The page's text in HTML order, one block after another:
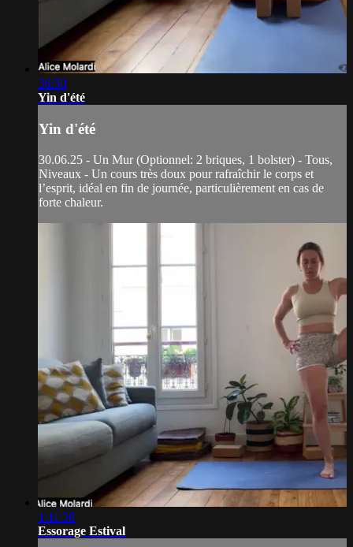
36:50
Yin d'été
Yin d'été
30.06.25 - Un Mur (Optionnel: 2 briques, 1 bolster) - Tous,
Niveaux - Un cours très doux pour rafraîchir le corps et
l’esprit, idéal en fin de journée, particulièrement en cas de
forte chaleur.
1:11:38
Essorage Estival